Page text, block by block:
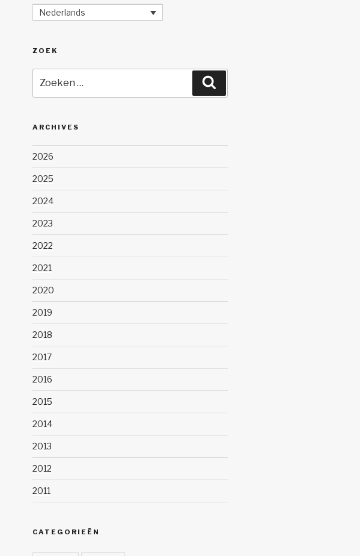
Nederlands
ZOEK
naar:
ARCHIVES
2026
2025
2024
2023
2022
2021
2020
2019
2018
2017
2016
2015
2014
2013
2012
2011
CATEGORIEËN